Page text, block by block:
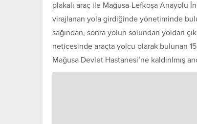
plakalı araç ile Mağusa-Lefkoşa Anayolu
virajlanan yola girdiğinde yönetiminde
sağından, sonra yolun solundan yoldan
neticesinde araçta yolcu olarak bulunan
Mağusa Devlet Hastanesi’ne kaldırılmış